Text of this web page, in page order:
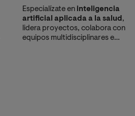
Especialízate en inteligencia
artificial aplicada a la salud ,
lidera proyectos, colabora con
equipos multidisciplinares e